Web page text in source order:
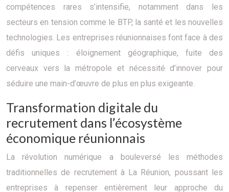
compétences rares s’intensifie, notamment dans les
secteurs en tension comme le BTP, la santé et les nouvelles
technologies. Les entreprises réunionnaises font face à des
défis uniques : éloignement géographique, fuite des
cerveaux vers la métropole et nécessité d’innover pour
séduire une main-d’œuvre de plus en plus exigeante.
Transformation digitale du
recrutement dans l’écosystème
économique réunionnais
La révolution numérique a bouleversé les méthodes
traditionnelles de recrutement à La Réunion, poussant les
entreprises à repenser entièrement leur approche du